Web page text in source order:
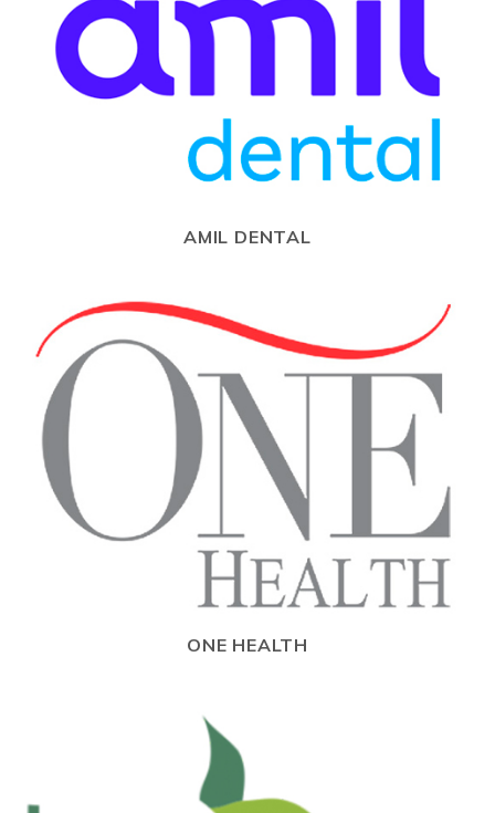
AMIL DENTAL
ONE HEALTH